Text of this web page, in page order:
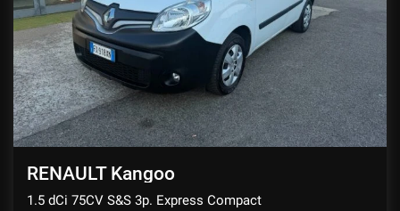
CONTATTI
NEWS
RENAULT Kangoo
1.5 dCi 75CV S&S 3p. Express Compact
tracciamento
che
adottiamo
per
offrire
le
funzionalità
e
svolgere
le
attività
di